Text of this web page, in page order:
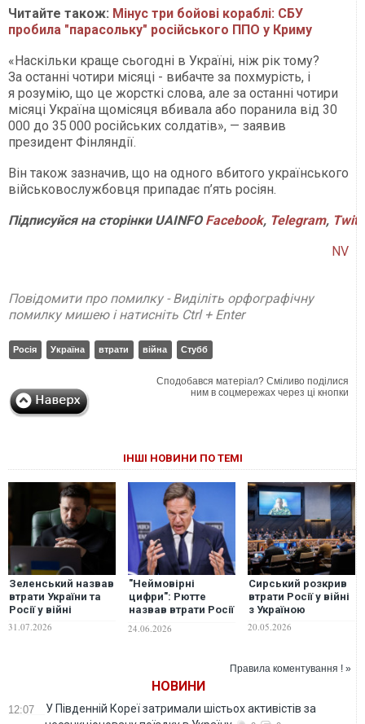
Читайте також: Мінус три бойові кораблі: СБУ
пробила "парасольку" російського ППО у Криму
«Наскільки краще сьогодні в Україні, ніж рік тому?
За останні чотири місяці - вибачте за похмурість, і
я розумію, що це жорсткі слова, але за останні чотири
місяці Україна щомісяця вбивала або поранила від 30
000 до 35 000 російських солдатів», — заявив
президент Фінляндії.
Він також зазначив, що на одного вбитого українського
військовослужбовця припадає п’ять росіян.
Підписуйся на сторінки UAINFO Facebook, Telegram,
NV
Повідомити про помилку - Виділіть орфографічну
помилку мишею і натисніть Ctrl + Enter
Росія Україна втрати війна Стубб
Сподобався матеріал? Сміливо поділися
ним в соцмережах через ці кнопки
ІНШІ НОВИНИ ПО ТЕМІ
Зеленський назвав
втрати України та
Росії у війні
31.07.2026
"Неймовірні
цифри": Рютте
назвав втрати Росії
у війні проти
України
24.06.2026
Сирський розкрив
втрати Росії у війні
з Україною
20.05.2026
Правила коментування ! »
НОВИНИ
12:07
У Південній Кореї затримали шістьох активістів за